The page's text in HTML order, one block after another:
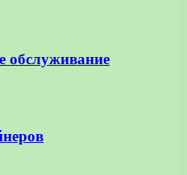
обслуживание